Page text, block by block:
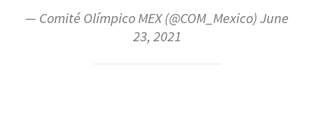
— Comité Olímpico MEX (@COM_Mexico)June
23, 2021